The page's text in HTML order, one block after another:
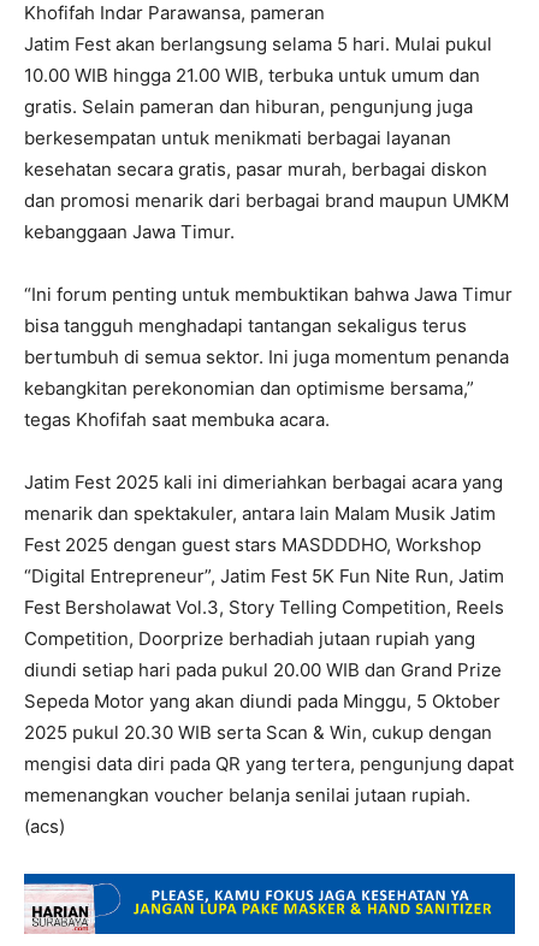
Khofifah Indar Parawansa, pameran
Jatim Fest akan berlangsung selama 5 hari. Mulai pukul
10.00 WIB hingga 21.00 WIB, terbuka untuk umum dan
gratis. Selain pameran dan hiburan, pengunjung juga
berkesempatan untuk menikmati berbagai layanan
kesehatan secara gratis, pasar murah, berbagai diskon
dan promosi menarik dari berbagai brand maupun UMKM
kebanggaan Jawa Timur.
“Ini forum penting untuk membuktikan bahwa Jawa Timur
bisa tangguh menghadapi tantangan sekaligus terus
bertumbuh di semua sektor. Ini juga momentum penanda
kebangkitan perekonomian dan optimisme bersama,”
tegas Khofifah saat membuka acara.
Jatim Fest 2025 kali ini dimeriahkan berbagai acara yang
menarik dan spektakuler, antara lain Malam Musik Jatim
Fest 2025 dengan guest stars MASDDDHO, Workshop
“Digital Entrepreneur”, Jatim Fest 5K Fun Nite Run, Jatim
Fest Bersholawat Vol.3, Story Telling Competition, Reels
Competition, Doorprize berhadiah jutaan rupiah yang
diundi setiap hari pada pukul 20.00 WIB dan Grand Prize
Sepeda Motor yang akan diundi pada Minggu, 5 Oktober
2025 pukul 20.30 WIB serta Scan & Win, cukup dengan
mengisi data diri pada QR yang tertera, pengunjung dapat
memenangkan voucher belanja senilai jutaan rupiah.
(acs)